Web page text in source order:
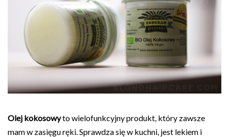
Olej kokosowyto wielofunkcyjny produkt, który zawsze
mam w zasięgu ręki. Sprawdza się w kuchni, jest lekiem i